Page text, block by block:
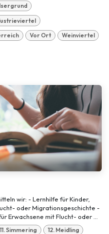
Vor Ort Weinviertel
wir: - Lernhilfe für Kinder,
oder Migrationsgeschichte -
Erwachsene mit Flucht- oder ...
11. Simmering 12. Meidling